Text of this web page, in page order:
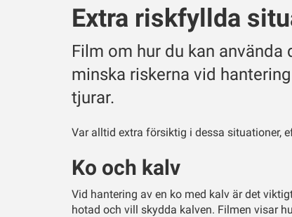
Extra riskfyllda
Film om hur du kan
minska riskerna vid
tjurar.
Var alltid extra försiktig i dessa situationer,
Ko och kalv
Vid hantering av en ko med kalv är det
hotad och vill skydda kalven. Filmen visar